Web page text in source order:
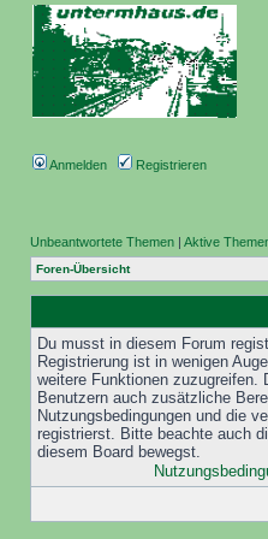
Anmelden Registrieren
Unbeantwortete Themen | Aktive
Foren-Übersicht
Du musst in diesem Forum
Registrierung ist in wenigen
weitere Funktionen zuzugreifen.
Benutzern auch zusätzliche
Nutzungsbedingungen und die
registrierst. Bitte beachte auch
diesem Board bewegst.